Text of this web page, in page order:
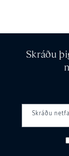
Skráðu
Skráðu